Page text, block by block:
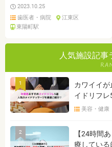
2023.10.25
歯医者・病院
江東区
東陽町駅
人気施設記事
1
カワイイ
イドリフ
美容・健康
2
【24時間
療している